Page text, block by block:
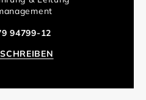
94799-12